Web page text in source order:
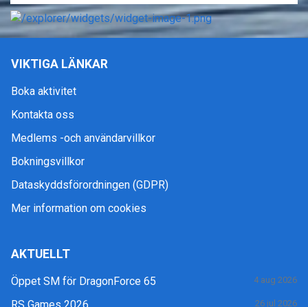
VIKTIGA LÄNKAR
Boka aktivitet
Kontakta oss
Medlems -och användarvillkor
Bokningsvillkor
Dataskyddsförordningen (GDPR)
Mer information om cookies
AKTUELLT
Öppet SM för DragonForce 65 4 aug 2026
26 jul 2026